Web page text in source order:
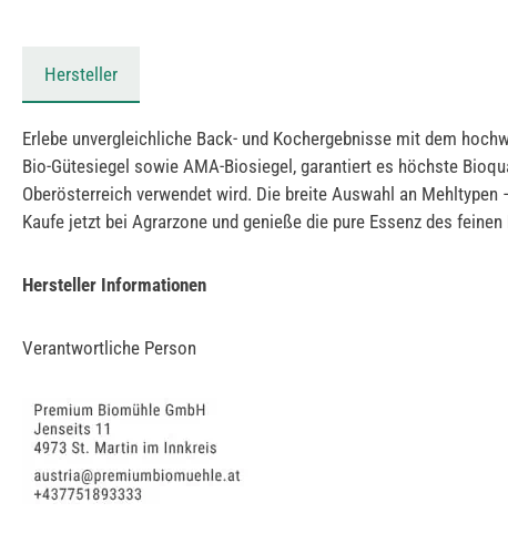
Hersteller
Erlebe unvergleichliche Back- und Kochergebnisse mit dem
Bio-Gütesiegel sowie AMA-Biosiegel, garantiert es höchste
Oberösterreich verwendet wird. Die breite Auswahl an
Kaufe jetzt bei Agrarzone und genieße die pure Essenz des
Hersteller Informationen
Verantwortliche Person